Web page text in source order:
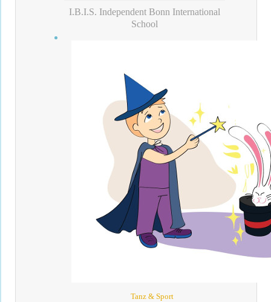
I.B.I.S. Independent Bonn International
School
Tanz & Sport